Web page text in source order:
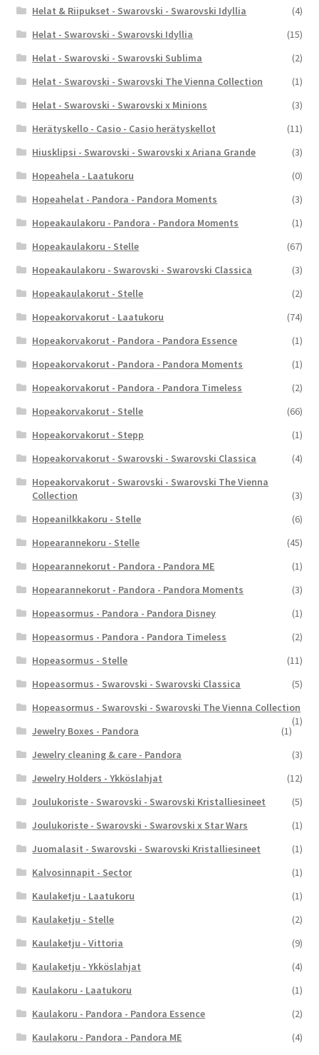
Helat & Riipukset - Swarovski - Swarovski Idyllia
(4)
Helat - Swarovski - Swarovski Idyllia
(15)
Helat - Swarovski - Swarovski Sublima
(2)
Helat - Swarovski - Swarovski The Vienna Collection
(1)
Helat - Swarovski - Swarovski x Minions
(3)
Herätyskello - Casio - Casio herätyskellot
(11)
Hiusklipsi - Swarovski - Swarovski x Ariana Grande
(3)
Hopeahela - Laatukoru
(0)
Hopeahelat - Pandora - Pandora Moments
(3)
Hopeakaulakoru - Pandora - Pandora Moments
(1)
Hopeakaulakoru - Stelle
(67)
Hopeakaulakoru - Swarovski - Swarovski Classica
(3)
Hopeakaulakorut - Stelle
(2)
Hopeakorvakorut - Laatukoru
(74)
Hopeakorvakorut - Pandora - Pandora Essence
(1)
Hopeakorvakorut - Pandora - Pandora Moments
(1)
Hopeakorvakorut - Pandora - Pandora Timeless
(2)
Hopeakorvakorut - Stelle
(66)
Hopeakorvakorut - Stepp
(1)
Hopeakorvakorut - Swarovski - Swarovski Classica
(4)
Hopeakorvakorut - Swarovski - Swarovski The Vienna
Collection
(3)
Hopeanilkkakoru - Stelle
(6)
Hopearannekoru - Stelle
(45)
Hopearannekorut - Pandora - Pandora ME
(1)
Hopearannekorut - Pandora - Pandora Moments
(3)
Hopeasormus - Pandora - Pandora Disney
(1)
Hopeasormus - Pandora - Pandora Timeless
(2)
Hopeasormus - Stelle
(11)
Hopeasormus - Swarovski - Swarovski Classica
(5)
Hopeasormus - Swarovski - Swarovski The Vienna Collection
(1)
Jewelry Boxes - Pandora
(1)
Jewelry cleaning & care - Pandora
(3)
Jewelry Holders - Ykköslahjat
(12)
Joulukoriste - Swarovski - Swarovski Kristalliesineet
(5)
Joulukoriste - Swarovski - Swarovski x Star Wars
(1)
Juomalasit - Swarovski - Swarovski Kristalliesineet
(1)
Kalvosinnapit - Sector
(1)
Kaulaketju - Laatukoru
(1)
Kaulaketju - Stelle
(2)
Kaulaketju - Vittoria
(9)
Kaulaketju - Ykköslahjat
(4)
Kaulakoru - Laatukoru
(1)
Kaulakoru - Pandora - Pandora Essence
(2)
Kaulakoru - Pandora - Pandora ME
(4)